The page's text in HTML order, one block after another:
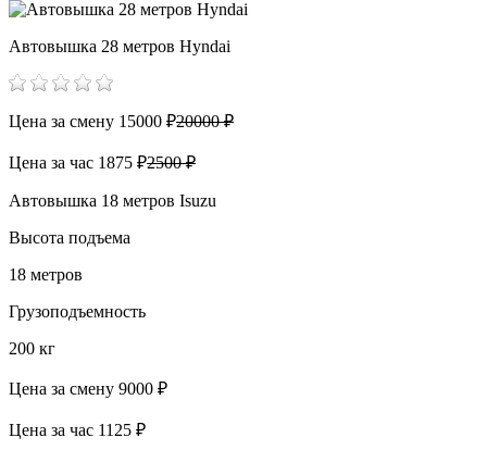
Автовышка 28 метров Hyndai
Цена за смену 15000 ₽20000 ₽
Цена за час 1875 ₽2500 ₽
Автовышка 18 метров Isuzu
Высота подъема
18 метров
Грузоподъемность
200 кг
Цена за смену 9000 ₽
Цена за час 1125 ₽